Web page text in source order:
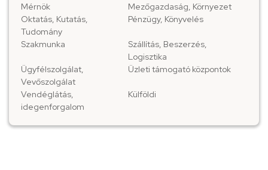
Mérnök
Mezőgazdaság, Környezet
Oktatás, Kutatás,
Tudomány
Pénzügy, Könyvelés
Szakmunka
Szállítás, Beszerzés,
Logisztika
Ügyfélszolgálat,
Vevőszolgálat
Üzleti támogató központok
Vendéglátás,
idegenforgalom
Külföldi